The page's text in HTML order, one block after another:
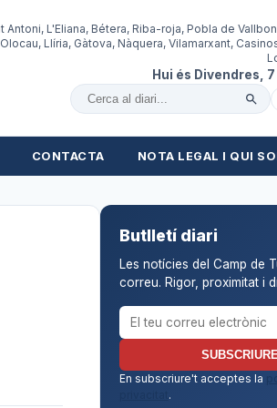
Antoni, L'Eliana, Bétera, Riba-roja, Pobla de
Llíria, Gàtova, Nàquera, Vilamarxant,
Hui és Divendres,
Cercar al diari
CONTACTA NOTA LEGAL I QUI
Butlletí diari
Les notícies del Camp de
correu. Rigor, proximitat i
Correu electrònic per al
En subscriure't acceptes la
.